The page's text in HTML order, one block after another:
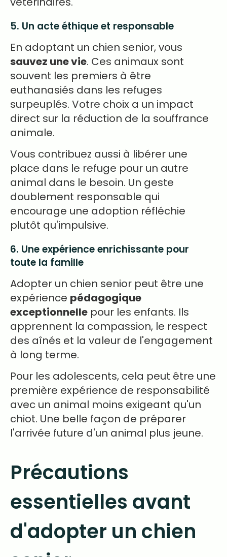
5. Un acte éthique et responsable
En adoptant un chien senior, vous
sauvez une vie. Ces animaux sont
souvent les premiers à être
euthanasiés dans les refuges
surpeuplés. Votre choix a un impact
direct sur la réduction de la souffrance
animale.
Vous contribuez aussi à libérer une
place dans le refuge pour un autre
animal dans le besoin. Un geste
doublement responsable qui
encourage une adoption réfléchie
plutôt qu'impulsive.
6. Une expérience enrichissante pour
toute la famille
Adopter un chien senior peut être une
expérience pédagogique
exceptionnelle pour les enfants. Ils
apprennent la compassion, le respect
des aînés et la valeur de l'engagement
à long terme.
Pour les adolescents, cela peut être une
première expérience de responsabilité
avec un animal moins exigeant qu'un
chiot. Une belle façon de préparer
l'arrivée future d'un animal plus jeune.
Précautions
essentielles avant
d'adopter un chien